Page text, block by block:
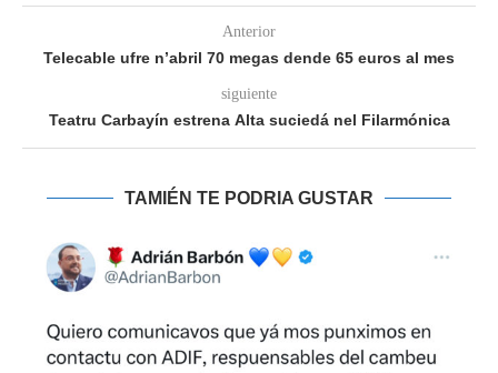
Anterior
Telecable ufre n’abril 70 megas dende 65 euros al mes
siguiente
Teatru Carbayín estrena Alta suciedá nel Filarmónica
TAMIÉN TE PODRIA GUSTAR